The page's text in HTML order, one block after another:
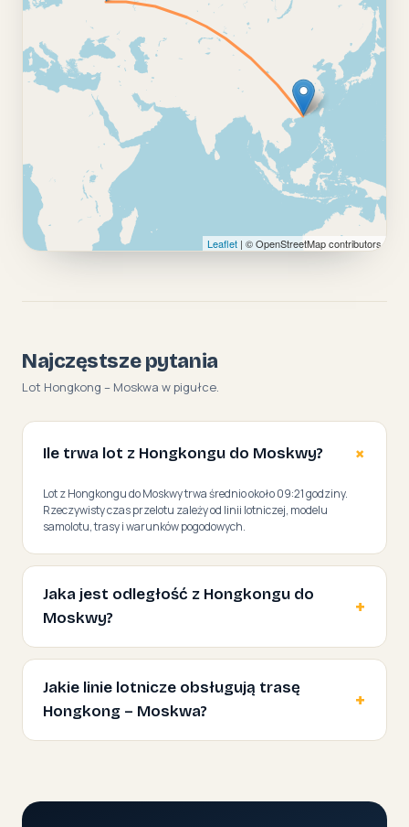
Leaflet | © OpenStreetMap contributors
Najczęstsze pytania
Lot Hongkong – Moskwa w pigułce.
Ile trwa lot z Hongkongu do Moskwy?
Lot z Hongkongu do Moskwy trwa średnio około 09:21 godziny.
Rzeczywisty czas przelotu zależy od linii lotniczej, modelu
samolotu, trasy i warunków pogodowych.
Jaka jest odległość z Hongkongu do
Moskwy?
Jakie linie lotnicze obsługują trasę
Hongkong – Moskwa?